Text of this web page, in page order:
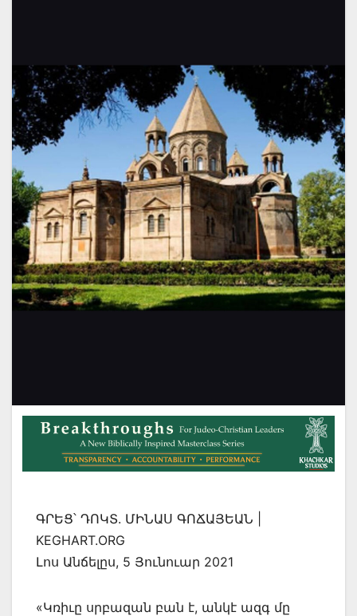
ԳՐԵՑ՝ ԴՈԿՏ. ՄԻՆԱՍ ԳՈՃԱՅԵԱՆ |
KEGHART.ORG
Լոս Անճելըս, 5 Յունուար 2021
«Կռիւը սրբազան բան է, անկէ ազգ մը